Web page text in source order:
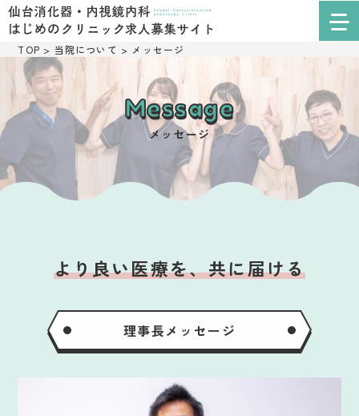
TOP > 当院について > メッセージ
Message
メッセージ
より良い医療を、共に届ける
理事長メッセージ